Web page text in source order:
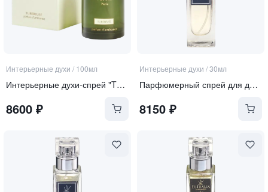
Интерьерные духи / 100мл
Интерьерные духи-спрей "TUBEREUSE"
8600 ₽
Интерьерные духи /30мл
Парфюмерный спрей для дома "Zanzibar"
8150₽